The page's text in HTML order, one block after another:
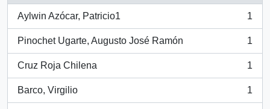
Aylwin Azócar, Patricio1
, 1 resultados
1
Pinochet Ugarte, Augusto José Ramón
, 1 resultados
1
Cruz Roja Chilena
, 1 resultados
1
Barco, Virgilio
, 1 resultados
1